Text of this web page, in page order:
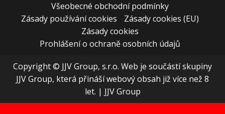
Všeobecné obchodní podmínky
Zásady používání cookies
Zásady cookies (EU)
Zásady cookies
Prohlášení o ochraně osobních údajů
Copyright © JJV Group, s.r.o. Web je součástí skupiny
JJV Group, která přináší webový obsah již více než 8
let. | JJV Group